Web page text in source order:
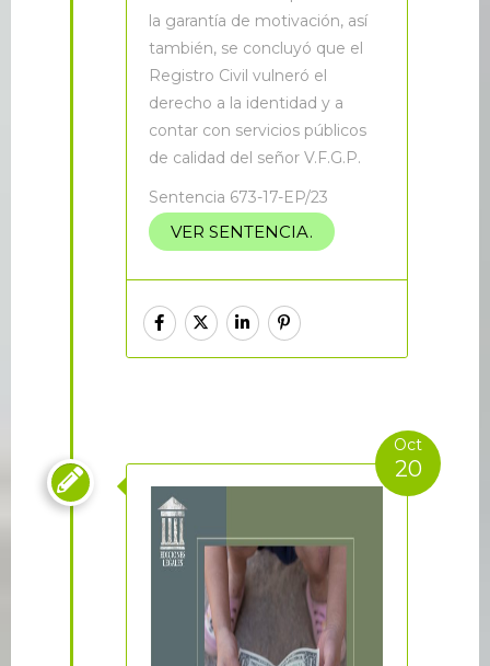
la garantía de motivación, así
también, se concluyó que el
Registro Civil vulneró el
derecho a la identidad y a
contar con servicios públicos
de calidad del señor V.F.G.P.
Sentencia 673-17-EP/23
VER SENTENCIA.

Oct
20